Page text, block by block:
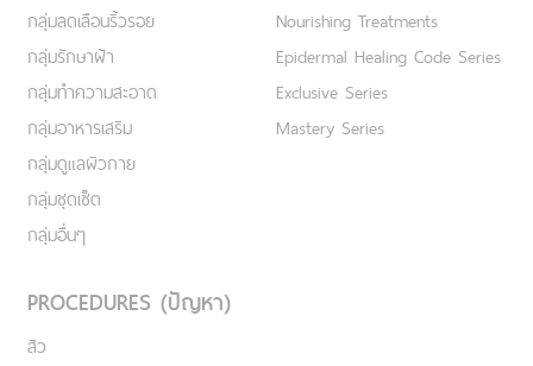
กลุ่มลดเลือนริ้วรอย
กลุ่มรักษาฝ้า
กลุ่มทำความสะอาด
กลุ่มอาหารเสริม
กลุ่มดูแลผิวกาย
กลุ่มชุดเซ็ต
กลุ่มอื่นๆ
Nourishing Treatments
Epidermal Healing Code Series
Exclusive Series
Mastery Series
PROCEDURES (ปัญหา)
สิว